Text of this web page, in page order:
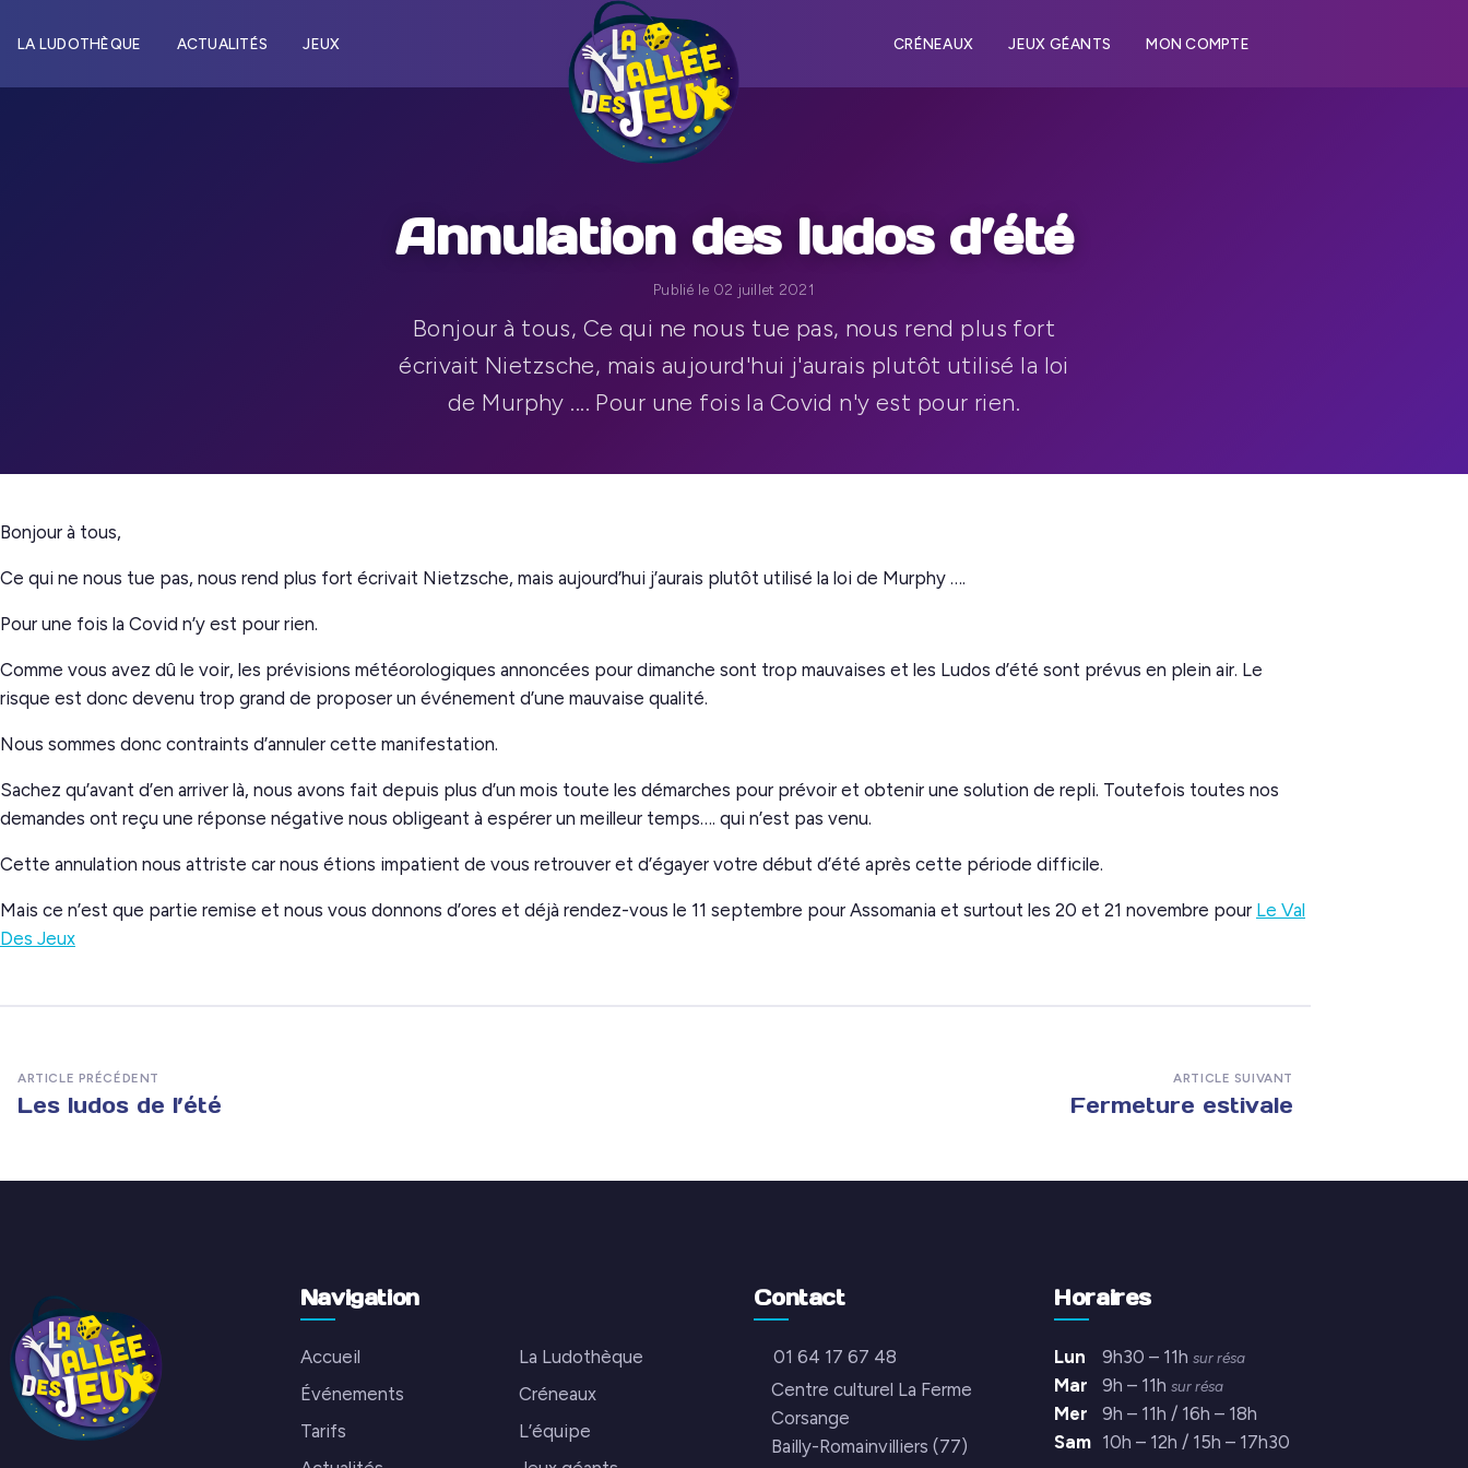
LA LUDOTHÈQUE ACTUALITÉS JEUX CRÉNEAUX JEUX GÉANTS MON COMPTE
Annulation des ludos d’été
Publié le 02 juillet 2021
Bonjour à tous, Ce qui ne nous tue pas, nous rend plus fort
écrivait Nietzsche, mais aujourd'hui j'aurais plutôt utilisé la loi
de Murphy .... Pour une fois la Covid n'y est pour rien.
Bonjour à tous,
Ce qui ne nous tue pas, nous rend plus fort écrivait Nietzsche, mais aujourd’hui j’aurais plutôt utilisé la loi de Murphy ….
Pour une fois la Covid n’y est pour rien.
Comme vous avez dû le voir, les prévisions météorologiques annoncées pour dimanche sont trop mauvaises et les Ludos d’été sont prévus en plein air. Le
risque est donc devenu trop grand de proposer un événement d’une mauvaise qualité.
Nous sommes donc contraints d’annuler cette manifestation.
Sachez qu’avant d’en arriver là, nous avons fait depuis plus d’un mois toute les démarches pour prévoir et obtenir une solution de repli. Toutefois toutes nos
demandes ont reçu une réponse négative nous obligeant à espérer un meilleur temps…. qui n’est pas venu.
Cette annulation nous attriste car nous étions impatient de vous retrouver et d’égayer votre début d’été après cette période difficile.
Mais ce n’est que partie remise et nous vous donnons d’ores et déjà rendez-vous le 11 septembre pour Assomania et surtout les 20 et 21 novembre pour Le Val
Des Jeux
ARTICLE PRÉCÉDENT
Les ludos de l’été
ARTICLE SUIVANT
Fermeture estivale
Navigation
Accueil
La Ludothèque
Événements
Créneaux
Tarifs
L’équipe
Contact
01 64 17 67 48
Centre culturel La Ferme
Corsange
Bailly-Romainvilliers (77)
Horaires
Lun 9h30 – 11hsur résa
Mar 9h – 11hsur résa
Mer
9h – 11h / 16h – 18h
Sam 10h – 12h / 15h – 17h30